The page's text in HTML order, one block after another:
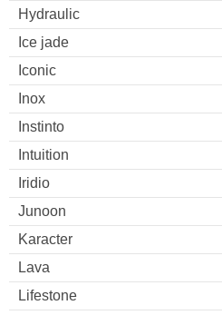
Hydraulic
Ice jade
Iconic
Inox
Instinto
Intuition
Iridio
Junoon
Karacter
Lava
Lifestone